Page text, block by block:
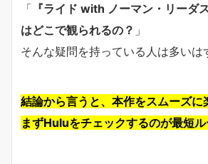
「 『ライド with ノーマン・リーダ
はどこで観られるの？ 」
そんな疑問を持っている人は多いは
結論から言うと、本作をスムーズに
まずHuluをチェックするのが最短ル